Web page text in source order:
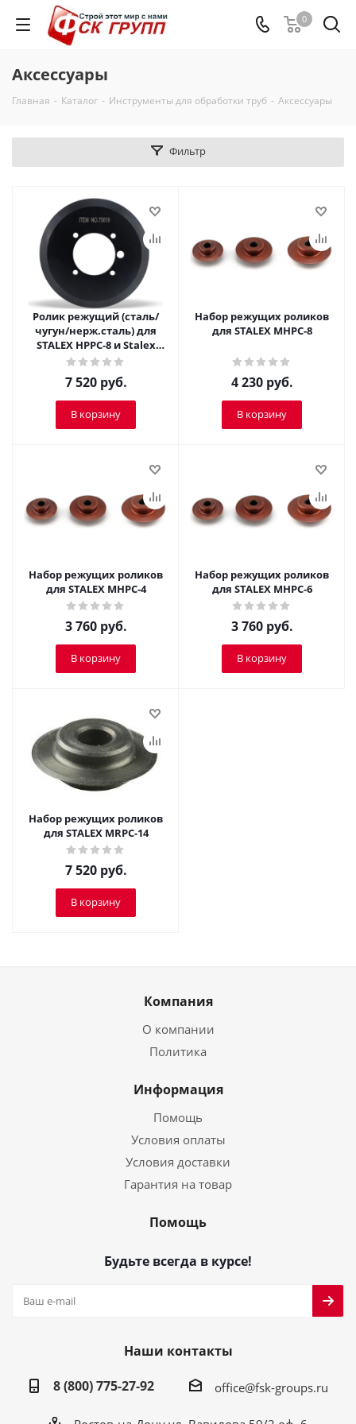
0
Аксессуары
Главная - Каталог - Инструменты для обработки труб - Аксессуары
Фильтр
Ролик режущий (сталь/
чугун/нерж.сталь) для
STALEX HPPC-8 и Stalex
HPPC-12
7 520руб.
В корзину
Набор режущих роликов
для STALEX MHPC-8
4 230руб.
В корзину
Набор режущих роликов
для STALEX MHPC-4
3 760руб.
В корзину
Набор режущих роликов
для STALEX MHPC-6
3 760руб.
В корзину
Набор режущих роликов
для STALEX MRPC-14
7 520руб.
В корзину
Компания
О компании
Политика
Информация
Помощь
Условия оплаты
Условия доставки
Гарантия на товар
Помощь
Будьте всегда в курсе!
Наши контакты
8 (800) 775-27-92
office@fsk-groups.ru